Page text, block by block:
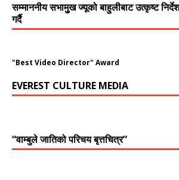
सम्माननीय सभामुुख ज्यूको बाहुलीबाट उत्कृष्ट
गर्दै
"Best Video Director" Award
EVEREST CULTURE MEDIA
“वाम्बुले जातिको परिचय बृत्तचित्र”